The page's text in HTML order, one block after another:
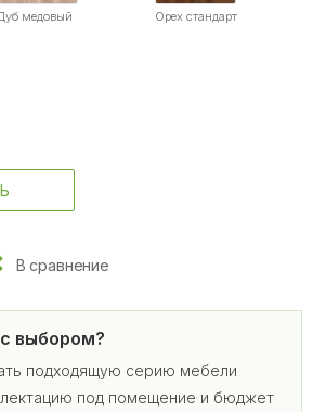
медовый Орех стандарт
В сравнение
выбором?
подходящую серию мебели
под помещение и бюджет